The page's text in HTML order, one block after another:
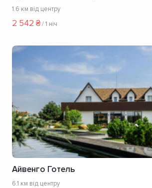
1.6 км від центру
2 542 ₴/1 ніч
Айвенго Готель
6.1 км від центру